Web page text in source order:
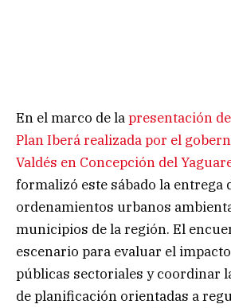
En el marco de lapresentación
Plan Iberá realizada por el
Valdés en Concepción del
formalizó este sábado la entrega
ordenamientos urbanos
municipios de la región. El
escenario para evaluar el
públicas sectoriales y coordinar
de planificación orientadas a